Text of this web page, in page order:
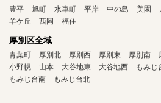
豊平 旭町 水車町 平岸 中の島 美園
羊ケ丘
西岡 福住
厚別区全域
青葉町 厚別北 厚別西 厚別東 厚別南
小野幌
山本 大谷地東 大谷地西 もみじ
もみじ台南
もみじ台北